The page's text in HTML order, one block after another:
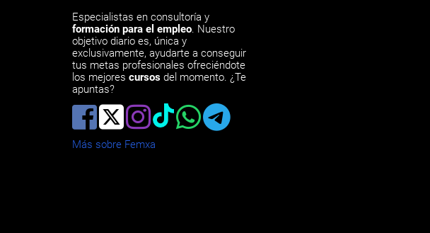
Especialistas en consultoría y
formación para el empleo. Nuestro
objetivo diario es, única y
exclusivamente, ayudarte a conseguir
tus metas profesionales ofreciéndote
los mejores cursos del momento. ¿Te
apuntas?
Más sobre Femxa